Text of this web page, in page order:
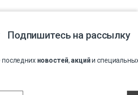
Подпишитесь на рассылку
последних новостей,акцийи